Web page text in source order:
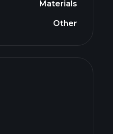
Materials
Other